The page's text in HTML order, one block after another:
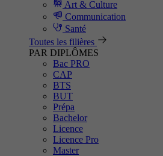
Art & Culture
Communication
Santé
Toutes les filières
PAR DIPLÔMES
Bac PRO
CAP
BTS
BUT
Prépa
Bachelor
Licence
Licence Pro
Master